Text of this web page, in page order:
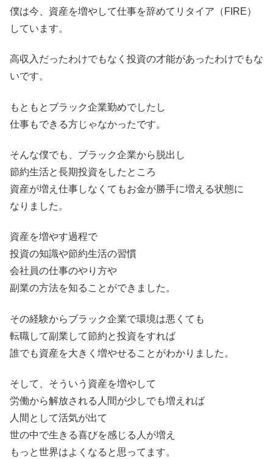
僕は今、資産を増やして仕事を辞めてリタイア（FIRE）
しています。
高収入だったわけでもなく投資の才能があったわけでもな
いです。
もともとブラック企業勤めでしたし
仕事もできる方じゃなかったです。
そんな僕でも、ブラック企業から脱出し
節約生活と長期投資をしたところ
資産が増え仕事しなくてもお金が勝手に増える状態に
なりました。
資産を増やす過程で
投資の知識や節約生活の習慣
会社員の仕事のやり方や
副業の方法を知ることができました。
その経験からブラック企業で環境は悪くても
転職して副業して節約と投資をすれば
誰でも資産を大きく増やせることがわかりました。
そして、そういう資産を増やして
労働から解放される人間が少しでも増えれば
人間として活気が出て
世の中で生きる喜びを感じる人が増え
もっと世界はよくなると思ってます。